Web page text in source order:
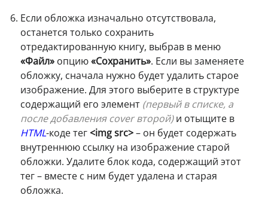
Если обложка изначально отсутствовала,
останется только сохранить
отредактированную книгу, выбрав в меню
«Файл» опцию«Сохранить». Если вы заменяете
обложку, сначала нужно будет удалить старое
изображение. Для этого выберите в структуре
содержащий его элемент (первый в списке, а
после добавления cover второй)и отыщите в
HTML-коде тег<img src>– он будет содержать
внутреннюю ссылку на изображение старой
обложки. Удалите блок кода, содержащий этот
тег – вместе с ним будет удалена и старая
обложка.